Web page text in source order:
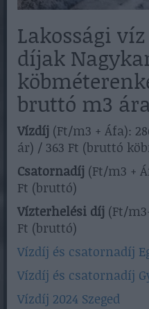
Lakossági
díjak
bruttó m3
Vízdíj (Ft/m3 + Áfa):
ár) / 363 Ft (bruttó
Csatornadíj (Ft/m3 +
Ft (bruttó)
Vízterhelési díj (Ft/
Ft (bruttó)
Vízdíj és csatornadíj
Vízdíj és csatornadíj
Vízdíj 2024 Szeged